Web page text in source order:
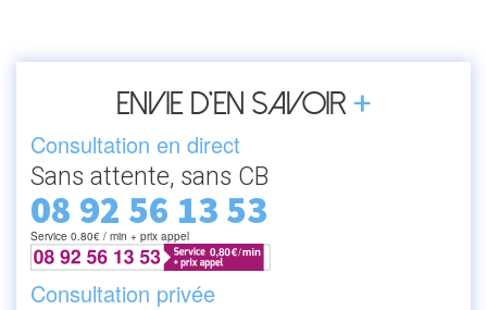
Envie d’en savoir +
Consultation en direct
Sans attente, sans CB
08 92 56 13 53
Service 0.80€ / min + prix appel
Consultation privée